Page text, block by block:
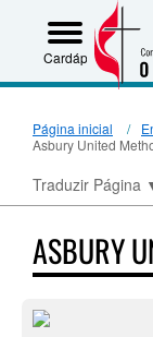
Cardápio
Página inicial
Asbury United
Traduzir Página
ASBURY